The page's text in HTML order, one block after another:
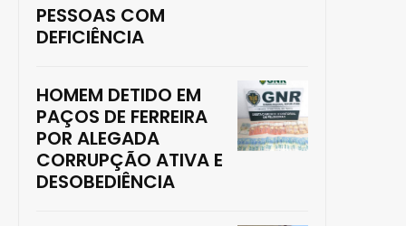
PESSOAS COM
DEFICIÊNCIA
HOMEM DETIDO EM
PAÇOS DE FERREIRA
POR ALEGADA
CORRUPÇÃO ATIVA E
DESOBEDIÊNCIA